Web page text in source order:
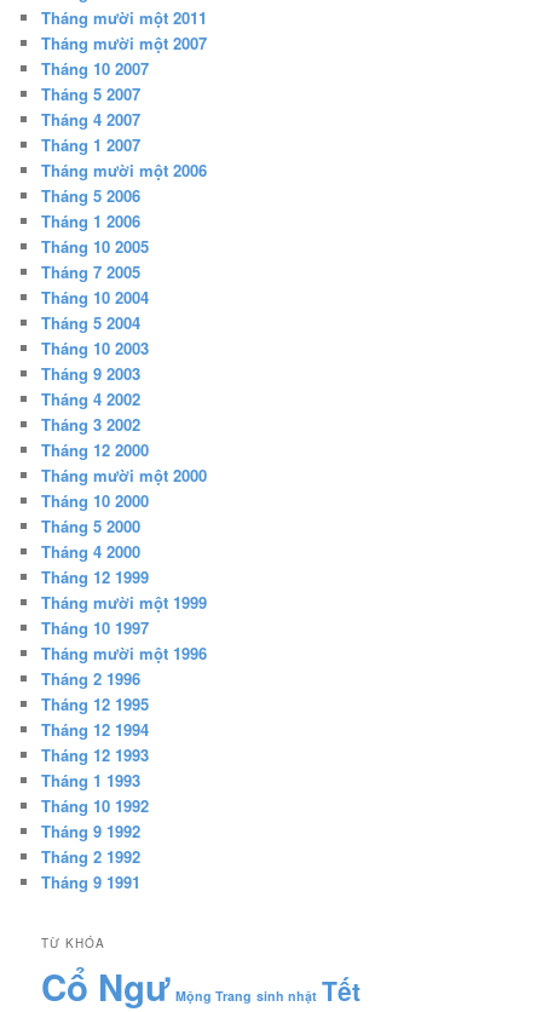
Tháng mười một 2011
Tháng mười một 2007
Tháng 10 2007
Tháng 5 2007
Tháng 4 2007
Tháng 1 2007
Tháng mười một 2006
Tháng 5 2006
Tháng 1 2006
Tháng 10 2005
Tháng 7 2005
Tháng 10 2004
Tháng 5 2004
Tháng 10 2003
Tháng 9 2003
Tháng 4 2002
Tháng 3 2002
Tháng 12 2000
Tháng mười một 2000
Tháng 10 2000
Tháng 5 2000
Tháng 4 2000
Tháng 12 1999
Tháng mười một 1999
Tháng 10 1997
Tháng mười một 1996
Tháng 2 1996
Tháng 12 1995
Tháng 12 1994
Tháng 12 1993
Tháng 1 1993
Tháng 10 1992
Tháng 9 1992
Tháng 2 1992
Tháng 9 1991
TỪ KHÓA
Cổ Ngư Mộng Trang sinh nhật Tết